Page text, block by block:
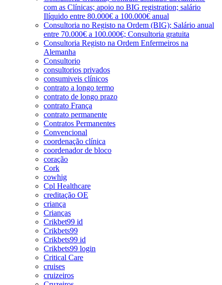
com as Clínicas; apoio no BIG registration; salário
Ilíquido entre 80.000€ a 100.000€ anual
Consultoria no Registo na Ordem (BIG); Salário anual
entre 70.000€ a 100.000€; Consultoria gratuita
Consultoria Registo na Ordem Enfermeiros na
Alemanha
Consultorio
consultorios privados
consumiveis clínicos
contrato a longo termo
contrato de longo prazo
contrato França
contrato permanente
Contratos Permanentes
Convencional
coordenação clínica
coordenador de bloco
coração
Cork
cowhig
Cpl Healthcare
creditação OE
criança
Crianças
Crikbet99 id
Crikbets99
Crikbets99 id
Crikbets99 login
Critical Care
cruises
cruizeiros